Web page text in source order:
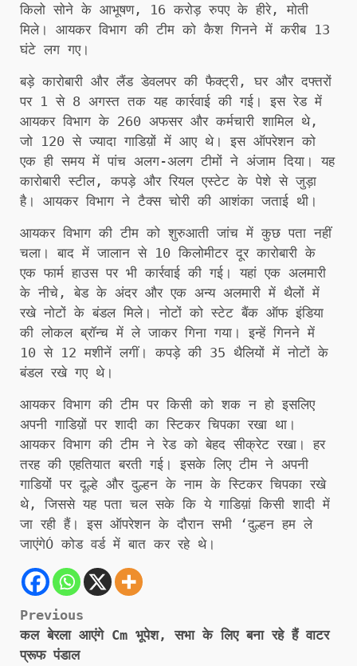
किलो सोने के आभूषण, 16 करोड़ रुपए के हीरे, मोती
मिले। आयकर विभाग की टीम को कैश गिनने में करीब 13
घंटे लग गए।
बड़े कारोबारी और लैंड डेवलपर की फैक्ट्री, घर और दफ्तरों
पर 1 से 8 अगस्त तक यह कार्रवाई की गई। इस रेड में
आयकर विभाग के 260 अफसर और कर्मचारी शामिल थे,
जो 120 से ज्यादा गाडिय़ों में आए थे। इस ऑपरेशन को
एक ही समय में पांच अलग-अलग टीमों ने अंजाम दिया। यह
कारोबारी स्टील, कपड़े और रियल एस्टेट के पेशे से जुड़ा
है। आयकर विभाग ने टैक्स चोरी की आशंका जताई थी।
आयकर विभाग की टीम को शुरुआती जांच में कुछ पता नहीं
चला। बाद में जालान से 10 किलोमीटर दूर कारोबारी के
एक फार्म हाउस पर भी कार्रवाई की गई। यहां एक अलमारी
के नीचे, बेड के अंदर और एक अन्य अलमारी में थैलों में
रखे नोटों के बंडल मिले। नोटों को स्टेट बैंक ऑफ इंडिया
की लोकल ब्रॉन्च में ले जाकर गिना गया। इन्हें गिनने में
10 से 12 मशीनें लगीं। कपड़े की 35 थैलियों में नोटों के
बंडल रखे गए थे।
आयकर विभाग की टीम पर किसी को शक न हो इसलिए
अपनी गाडिय़ों पर शादी का स्टिकर चिपका रखा था।
आयकर विभाग की टीम ने रेड को बेहद सीक्रेट रखा। हर
तरह की एहतियात बरती गई। इसके लिए टीम ने अपनी
गाडियोंं पर दूल्हे और दुल्हन के नाम के स्टिकर चिपका रखे
थे, जिससे यह पता चल सके कि ये गाडिय़ां किसी शादी में
जा रही हैं। इस ऑपरेशन के दौरान सभी ‘दुल्हन हम ले
जाएंगेÓ कोड वर्ड में बात कर रहे थे।
Post
navigation
Previous
कल बेरला आएंगे Cm भूपेश, सभा के लिए बना रहे हैं वाटर
प्रूफ पंडाल